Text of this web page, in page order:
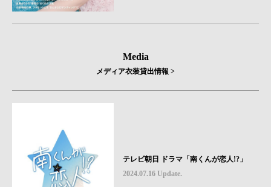
Media
メディア衣装貸出情報 >
テレビ朝日 ドラマ「南くんが恋人!?」
2024.07.16 Update.